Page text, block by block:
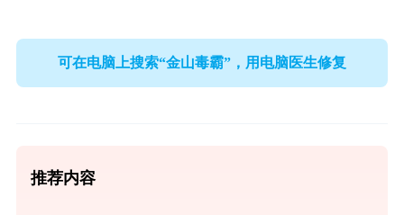
可在电脑上搜索“金山毒霸”，用电脑医生修复
推荐内容